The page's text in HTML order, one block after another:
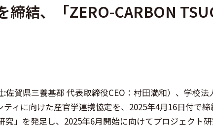
結、「ZERO-CARBON
賀県三養基郡 代表取締役CEO：村田満和）、学校
ィに向けた産官学連携協定を、2025年4月16日付で
究」を発足し、2025年6月開始に向けてプロジェクト